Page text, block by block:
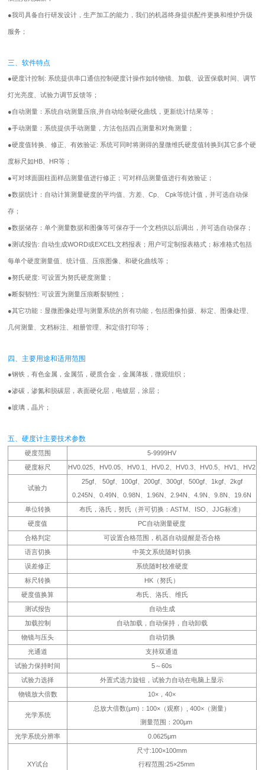
●我司具备自行研发设计，生产加工的能力，我们的机器终身提供配件更换和维护升级
服务；
三、软件特点
●硬度计控制: 系统提供串口通信控制硬度计操作如转物镜、加载、设置保载时间、调节
灯光亮度、试验力调节反馈等；
●自动测量：系统自动测量压痕,并自动绘制硬化曲线，更新统计结果等；
●手动测量：系统提供手动测量，方法包括四点测量和对角测量；
●硬度值转换、修正、有效验证: 系统可同时将测得的显微维氏硬度值转换到其它多个硬
度标尺如HB、HR等；
●可对球面圆柱面样品测量值进行修正；可对样品测量值进行有效验证；
●数据统计：自动计算测量硬度的平均值、方差、Cp、 Cpk等统计值，并可选自动保
存；
●数据储存：单个测量数据和图像等可保存于一个文档供以后调出，并可选自动保存；
●测试报告: 自动生成WORD或EXCEL文档报表；用户可定制报表格式；标准格式包括
每单个硬度测量值、统计值、压痕图像、和硬化曲线等；
●努氏硬度: 可设置为努氏硬度测量；
●断裂韧性: 可设置为测量压痕断裂韧性；
●其它功能：显微图像处理与测量系统的所有功能，包括图像拍摄、标定、图像处理、
几何测量、文档标注、相册管理、和定倍打印等；
四、主要用途和适用范围
●钢铁，有色金属，金属箔，硬质合金，金属薄板，微观组织；
●渗碳，渗氮和脱碳层，表面硬化层，电镀层，涂层；
●玻璃，晶片；
五、硬度计主要技术参数
硬度范围
5-9999HV
硬度标尺
HV0.025、HV0.05、HV0.1、HV0.2、HV0.3、HV0.5、HV1、HV2
试验力
25gf、 50gf、100gf、200gf、300gf、500gf、1kgf、2kgf
0.245N、0.49N、0.98N、1.96N、2.94N、4.9N、9.8N、19.6N
单位转换
布氏，洛氏，努氏（并可切换：ASTM、ISO、JJG标准）
硬度值
PC自动测量硬度
合格判定
可设置合格范围，机器自动提醒是否合格
语言切换
中英文系统随时切换
误差修正
系统随时校准硬度
标尺转换
HK（努氏）
硬度值换算
布氏、洛氏、维氏
测试报告
自动生成
加载控制
自动加载，自动保持，自动卸载
物镜与压头
自动切换
光通道
支持双通道
试验力保持时间
5～60s
试验力选择
外置式选力旋钮，试验力自动在电脑上显示
物镜放大倍数
10×，40×
光学系统
总放大倍数(μm)：100×（观察）, 400×（测量）
测量范围：200μm
光学系统分辨率
0.0625μm
XY试台
尺寸:100×100mm
行程范围:25×25mm